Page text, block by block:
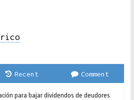
Recent Comment
para bajar dividendos de deudores